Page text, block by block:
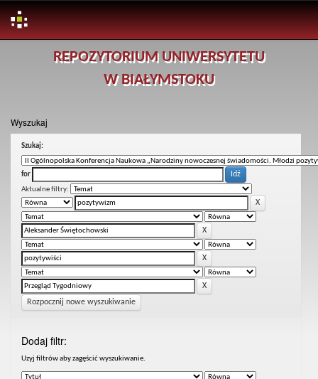
REPOZYTORIUM UNIWERSYTETU
W BIAŁYMSTOKU
Wyszukaj
Szukaj:
for
Aktualne filtry:
Rozpocznij nowe wyszukiwanie
Dodaj filtr:
Uzyj filtrów aby zagęścić wyszukiwanie.